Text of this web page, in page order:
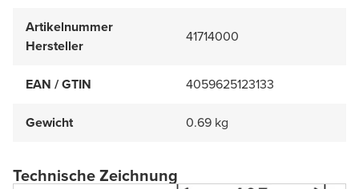
Artikelnummer
Hersteller
41714000
EAN / GTIN 4059625123133
Gewicht 0.69 kg
Technische Zeichnung